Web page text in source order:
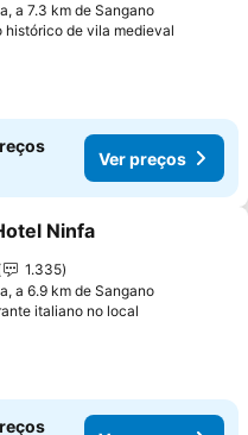
a 7.3 km de Sangano
histórico de vila medieval
Ver preços
aos favoritos
Ninfa
1.335
a 6.9 km de Sangano
italiano no local